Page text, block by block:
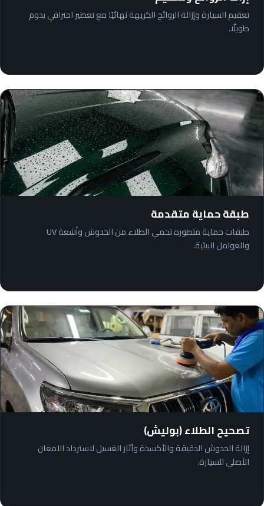
تعقيم السيارة وإزالة الروائح الكريهة نهائيًا مع تعطير احترافي يدوم
طويلًا.
طبقة حماية متقدمة
طبقات حماية متطورة تحمي الطلاء من الخدوش وأشعة UV
والعوامل البيئية.
تصحيح الطلاء (بوليش)
إزالة الخدوش الدقيقة والأكسدة وآثار الغسيل لاسترداد اللمعان
الأصلي للسيارة.